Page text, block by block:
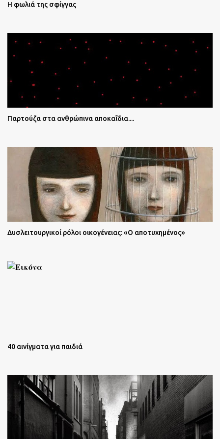
Η φωλιά της σφίγγας
Παρτούζα στα ανθρώπινα αποκαΐδια....
Δυσλειτουργικοί ρόλοι οικογένειας: «Ο αποτυχημένος»
40 αινίγματα για παιδιά